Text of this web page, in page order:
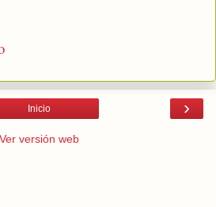
›
Inicio
Ver versión web